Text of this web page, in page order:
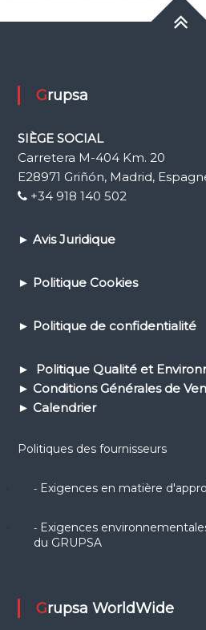
Grupsa
SIÈGE SOCIAL
Carretera M-404 Km. 20
E28971 Griñón, Madrid,
+34 918 140 502
► Avis Juridique
► Politique Cookies
► Politique de confidentialité
► Politique Qualité et
► Conditions Générales de
► Calendrier
Politiques des fournisseurs
- Exigences en matière
- Exigences
du GRUPSA
Grupsa WorldWide